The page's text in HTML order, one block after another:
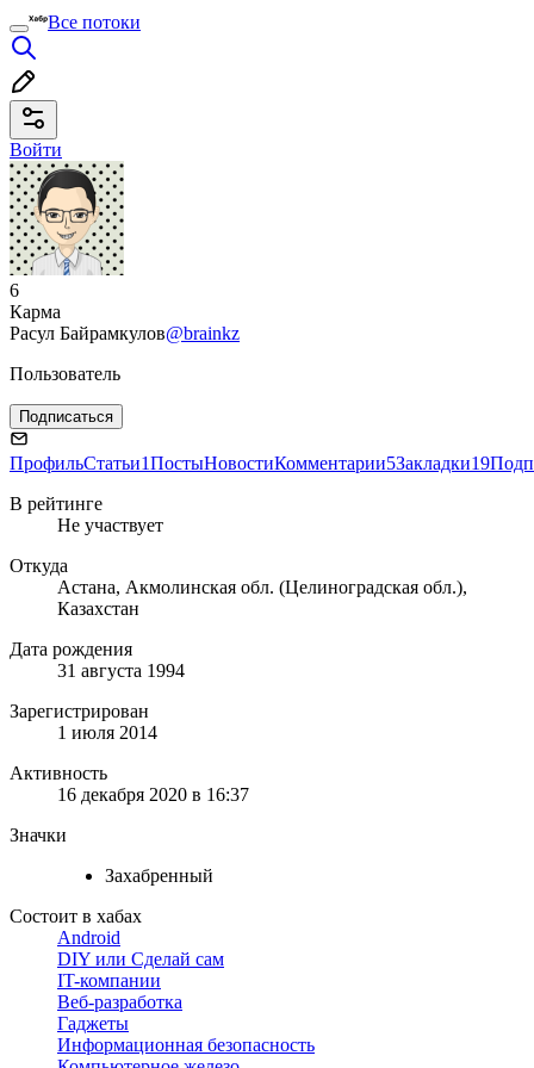
Все потоки
Войти
6
Карма
Расул Байрамкулов@brainkz
Пользователь
Подписаться
ПрофильСтатьи1ПостыНовостиКомментарии5Закладки19
В рейтинге
Не участвует
Откуда
Астана, Акмолинская обл. (Целиноградская обл.),
Казахстан
Дата рождения
31 августа 1994
Зарегистрирован
1 июля 2014
Активность
16 декабря 2020 в 16:37
Значки
Захабренный
Состоит в хабах
Android
DIY или Сделай сам
IT-компании
Веб-разработка
Гаджеты
Информационная безопасность